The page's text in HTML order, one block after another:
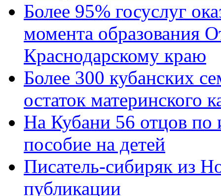
Более 95% госуслуг
момента образования
Краснодарскому краю
Более 300 кубанских
остаток материнского
На Кубани 56 отцов по
пособие на детей
Писатель-сибиряк из
публикации